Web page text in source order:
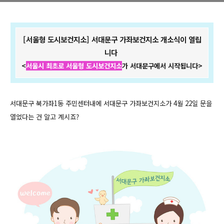
[서울형 도시보건지소] 서대문구 가좌보건지소 개소식이 열립
니다
<서울시 최초로 서울형 도시보건지소가 서대문구에서 시작됩니다>
서대문구 북가좌1동 주민센터내에 서대문구 가좌보건지소가 4월 22일 문을
열었다는 건 알고 계시죠?